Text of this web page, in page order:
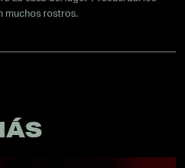
muchos rostros.